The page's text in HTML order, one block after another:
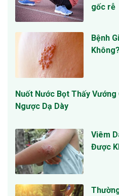
gốc rễ
Bệnh
Không?
Nuốt Nước Bọt Thấy
Ngược Dạ Dày
Viêm
Được